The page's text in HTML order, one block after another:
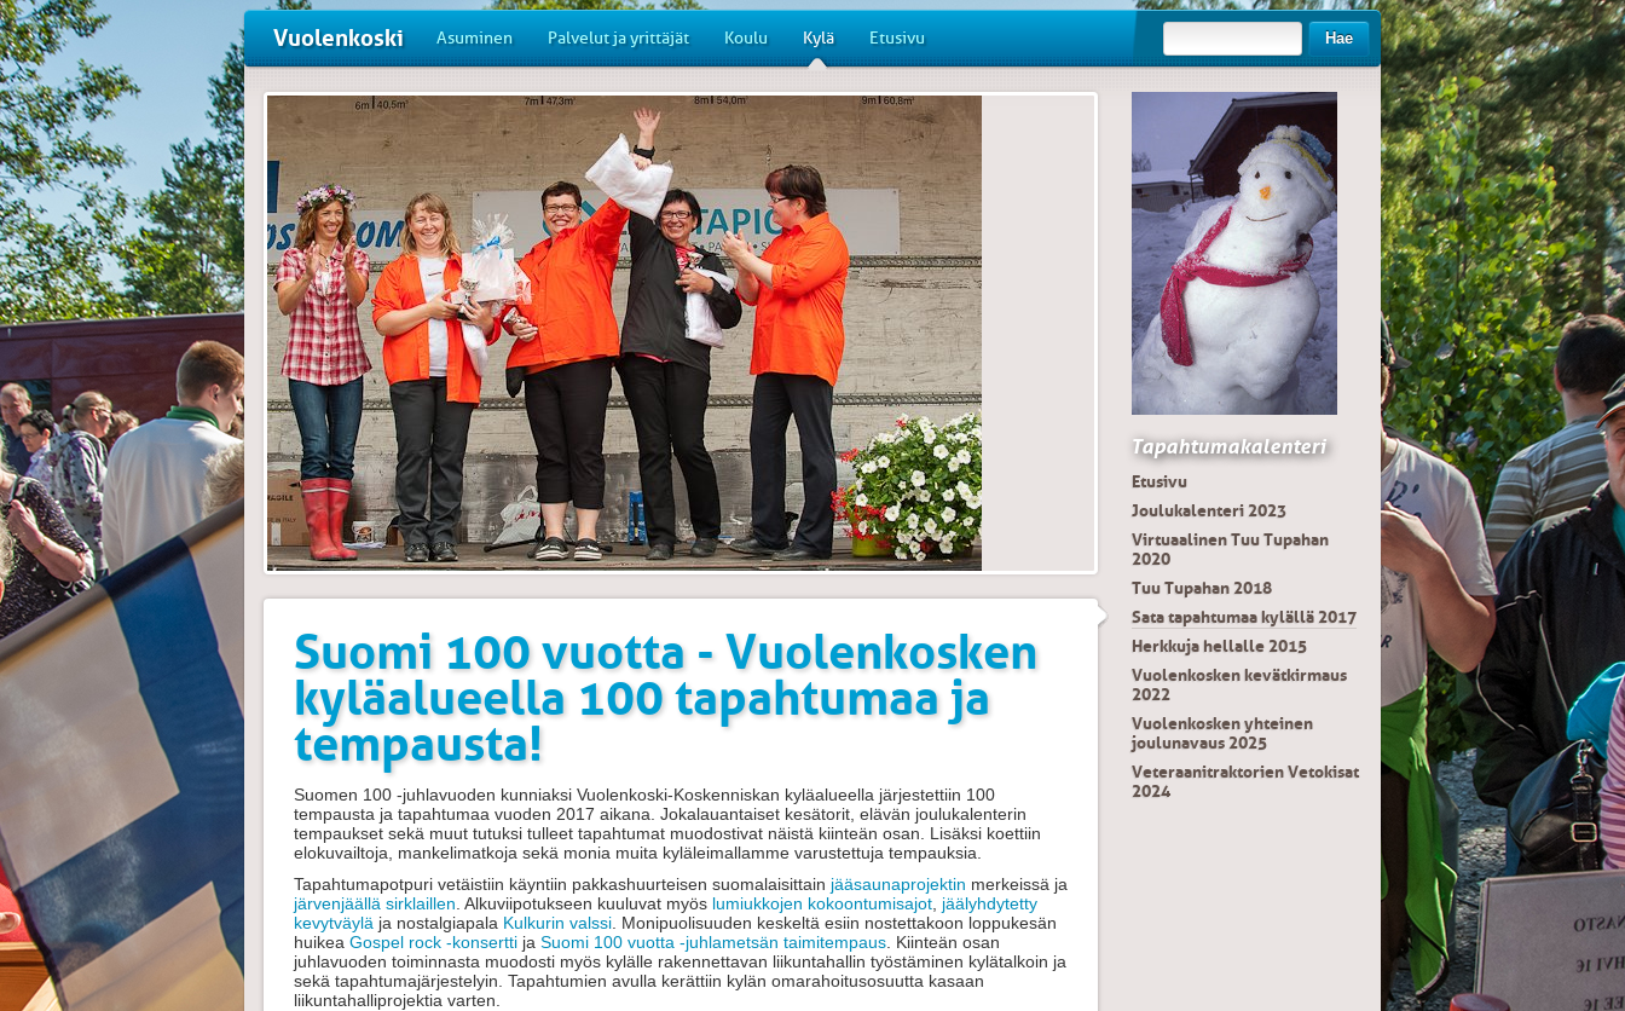
Vuolenkoski Asuminen Palvelut ja yrittäjät Koulu Kylä Etusivu Hae
Suomi 100 vuotta - Vuolenkosken
kyläalueella 100 tapahtumaa ja
tempausta!
Suomen 100 -juhlavuoden kunniaksi Vuolenkoski-Koskenniskan kyläalueella järjestettiin 100
tempausta ja tapahtumaa vuoden 2017 aikana. Jokalauantaiset kesätorit, elävän joulukalenterin
tempaukset sekä muut tutuksi tulleet tapahtumat muodostivat näistä kiinteän osan. Lisäksi koettiin
elokuvailtoja, mankelimatkoja sekä monia muita kyläleimallamme varustettuja tempauksia.
Tapahtumapotpuri vetäistiin käyntiin pakkashuurteisen suomalaisittain jääsaunaprojektin merkeissä ja
järvenjäällä sirklaillen . Alkuviipotukseen kuuluvat myös lumiukkojen kokoontumisajot jäälyhdytetty
kevytväylä ja nostalgiapala Kulkurin valssi . Monipuolisuuden keskeltä esiin nostettakoon loppukesän
huikea Gospel rock -konsertti ja Suomi 100 vuotta -juhlametsän taimitempaus . Kiinteän osan
juhlavuoden toiminnasta muodosti myös kylälle rakennettavan liikuntahallin työstäminen kylätalkoin ja
sekä tapahtumajärjestelyin. Tapahtumien avulla kerättiin kylän omarahoitusosuutta kasaan
liikuntahalliprojektia varten.
Tapahtumakalenteri
Etusivu
Joulukalenteri 2023
Virtuaalinen Tuu Tupahan
2020
Tuu Tupahan 2018
Sata tapahtumaa kylällä 2017
Herkkuja hellalle 2015
Vuolenkosken kevätkirmaus
2022
Vuolenkosken yhteinen
joulunavaus 2025
Veteraanitraktorien Vetokisat
2024